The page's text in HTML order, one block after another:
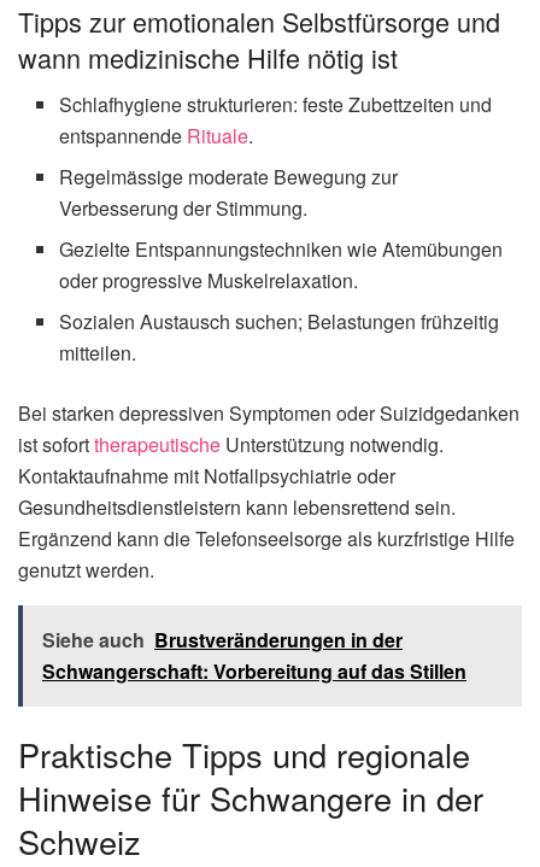
Tipps zur emotionalen Selbstfürsorge und
wann medizinische Hilfe nötig ist
Schlafhygiene strukturieren: feste Zubettzeiten und
entspannende Rituale.
Regelmässige moderate Bewegung zur
Verbesserung der Stimmung.
Gezielte Entspannungstechniken wie Atemübungen
oder progressive Muskelrelaxation.
Sozialen Austausch suchen; Belastungen frühzeitig
mitteilen.
Bei starken depressiven Symptomen oder Suizidgedanken
ist soforttherapeutische Unterstützung notwendig.
Kontaktaufnahme mit Notfallpsychiatrie oder
Gesundheitsdienstleistern kann lebensrettend sein.
Ergänzend kann die Telefonseelsorge als kurzfristige Hilfe
genutzt werden.
Siehe auch Brustveränderungen in der
Schwangerschaft: Vorbereitung auf das Stillen
Praktische Tipps und regionale
Hinweise für Schwangere in der
Schweiz